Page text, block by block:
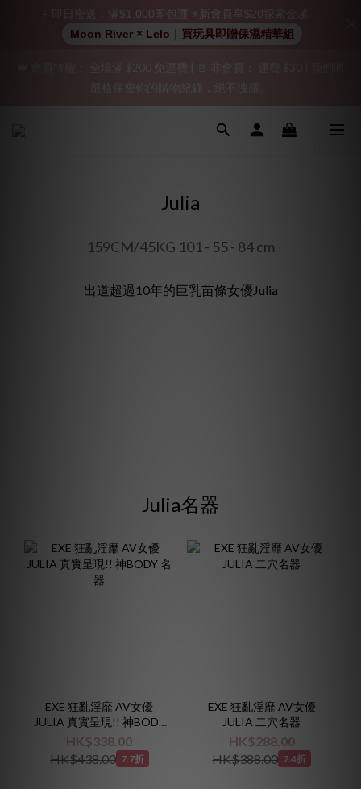
「保密出貨」（無店鋪資訊、一般紙箱）、隱私保護、加密付款、
立即註冊成為會員！
加入會員即享$20購物金  訂單商品好評再享$15購物金
👑 會員特權： 全場滿 $200 免運費 | 🚪 非會員： 運費 $30 | 我們將
嚴格保密你的購物紀錄，絕不洩露。
「保密出貨」（無店鋪資訊、一般紙箱）、隱私保護、加密付款、
Julia
159CM/45KG 101 - 55 - 84 cm
出道超過10年的巨乳苗條女優Julia
Julia名器
EXE 狂亂淫靡 AV女優
JULIA 真實呈現!! 神BODY
名器
HK$338.00
HK$438.00 7.7折
EXE 狂亂淫靡 AV女優
JULIA 二穴名器
HK$288.00
HK$388.00 7.4折
⚡ 即日密送．滿$1,000即包運 ⚡新會員享$20探索金💰
Moon River × Lelo｜買玩具即贈保濕精華組